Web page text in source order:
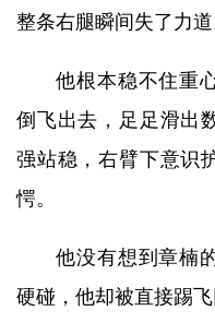
整条右腿瞬间失了力道
他根本稳不住重
倒飞出去，足足滑出
强站稳，右臂下意识
愕。
他没有想到章楠
硬碰，他却被直接踢飞